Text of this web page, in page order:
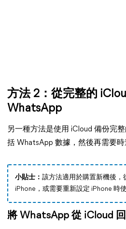
方法 2：從完整的
WhatsApp
另一種方法是使用 iCloud 備份完
括 WhatsApp 數據，然後再需要時
小貼士： 該方法適用於購置新機後，
iPhone，或需要重新設定 iPhone 時使
將 WhatsApp 從 iCloud